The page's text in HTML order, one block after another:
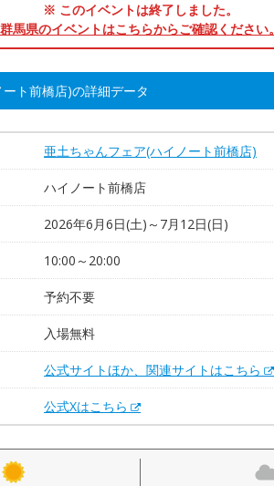
※ このイベントは終了しました。
群馬県のイベントはこちらからご確認ください。
ト前橋店)の詳細データ
亜土ちゃんフェア(ハイノート前橋店)
ハイノート前橋店
2026年6月6日(土)～7月12日(日)
10:00～20:00
予約不要
入場無料
公式サイトほか、関連サイトはこちら
公式Xはこちら